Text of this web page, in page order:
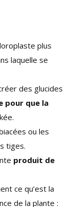
plus
laquelle se
des glucides
pour que la
ou les
tiges.
produit de
ce qu’est la
de la plante :